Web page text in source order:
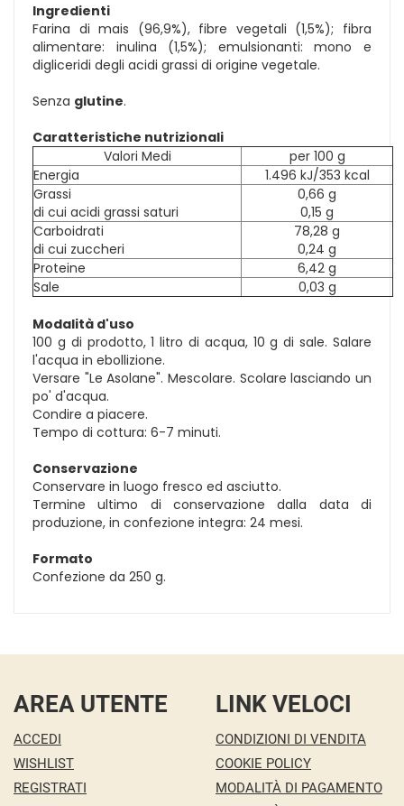
Ingredienti
Farina di mais (96,9%), fibre vegetali (1,5%); fibra
alimentare: inulina (1,5%); emulsionanti: mono e
digliceridi degli acidi grassi di origine vegetale.
Senza glutine.
Caratteristiche nutrizionali
Valori Medi
per 100 g
Energia
1.496 kJ/353 kcal
Grassi
di cui acidi grassi saturi
0,66 g
0,15 g
Carboidrati
di cui zuccheri
78,28 g
0,24 g
Proteine
6,42 g
Sale
0,03 g
Modalità d'uso
100 g di prodotto, 1 litro di acqua, 10 g di sale. Salare
l'acqua in ebollizione.
Versare "Le Asolane". Mescolare. Scolare lasciando un
po' d'acqua.
Condire a piacere.
Tempo di cottura: 6-7 minuti.
Conservazione
Conservare in luogo fresco ed asciutto.
Termine ultimo di conservazione dalla data di
produzione, in confezione integra: 24 mesi.
Formato
Confezione da 250 g.
AREA UTENTE
ACCEDI
WISHLIST
REGISTRATI
LINK VELOCI
CONDIZIONI DI VENDITA
COOKIE POLICY
MODALITÀ DI PAGAMENTO